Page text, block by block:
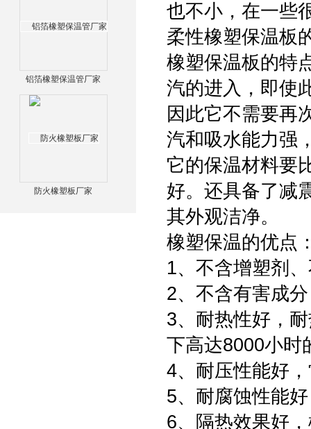
铝箔橡塑保温管厂家
防火橡塑板厂家
也不小，在一些
柔性橡塑保温板
橡塑保温板的特
汽的进入，即使
因此它不需要再
汽和吸水能力强
它的保温材料要
好。还具备了减
其外观洁净。
橡塑保温的优点
1、不含增塑剂
2、不含有害成
3、耐热性好，
下高达8000小时
4、耐压性能好
5、耐腐蚀性能
6、隔热效果好